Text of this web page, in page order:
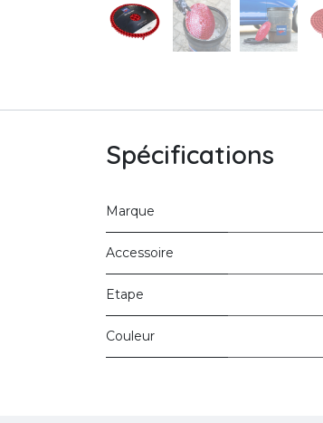
Spécifications
Marque
Accessoire
Etape
Couleur